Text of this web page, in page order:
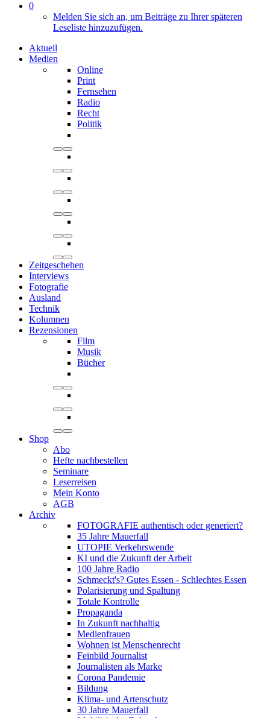
0
Melden Sie sich an, um Beiträge zu Ihrer späteren
Leseliste hinzuzufügen.
Aktuell
Medien
Online
Print
Fernsehen
Radio
Recht
Politik
Zeitgeschehen
Interviews
Fotografie
Ausland
Technik
Kolumnen
Rezensionen
Film
Musik
Bücher
Shop
Abo
Hefte nachbestellen
Seminare
Leserreisen
Mein Konto
AGB
Archiv
FOTOGRAFIE authentisch oder generiert?
35 Jahre Mauerfall
UTOPIE Verkehrswende
KI und die Zukunft der Arbeit
100 Jahre Radio
Schmeckt's? Gutes Essen - Schlechtes Essen
Polarisierung und Spaltung
Totale Kontrolle
Propaganda
In Zukunft nachhaltig
Medienfrauen
Wohnen ist Menschenrecht
Feinbild Journalist
Journalisten als Marke
Corona Pandemie
Bildung
Klima- und Artenschutz
30 Jahre Mauerfall